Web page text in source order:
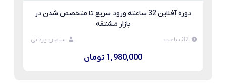
دوره آفلاین 32 ساعته ورود سریع تا متخصص شدن در
بازار مشتقه
32 ساعت سلمان یزدانی
1,980,000 تومان